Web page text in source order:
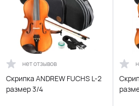
нет отзывов
Скрипка ANDREW FUCHS L-2
размер 3/4